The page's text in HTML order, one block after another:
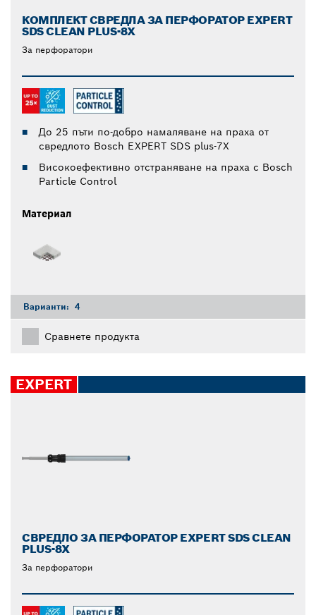
КОМПЛЕКТ СВРЕДЛА ЗА ПЕРФОРАТОР EXPERT
SDS CLEAN PLUS-8X
За перфоратори
До 25 пъти по-добро намаляване на праха от
свредлото Bosch EXPERT SDS plus-7X
Високоефективно отстраняване на праха с Bosch
Particle Control
Материал
Варианти: 4
Сравнете продукта
EXPERT
СВРЕДЛО ЗА ПЕРФОРАТОР EXPERT SDS CLEAN
PLUS-8X
За перфоратори